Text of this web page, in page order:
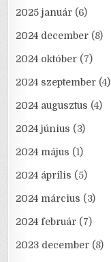
2025 január (6)
2024 december (8)
2024 október (7)
2024 szeptember (4)
2024 augusztus (4)
2024 június (3)
2024 május (1)
2024 április (5)
2024 március (3)
2024 február (7)
2023 december (8)